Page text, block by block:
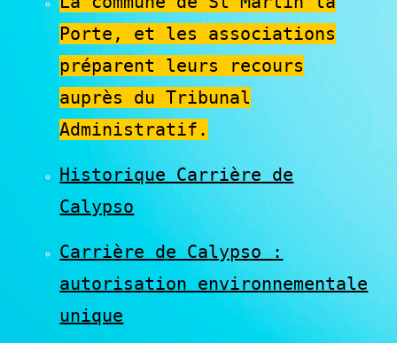
Porte, et les associations
préparent leurs recours
auprès du Tribunal
Administratif.
Historique Carrière de
Calypso
Carrière de Calypso :
autorisation environnementale
unique